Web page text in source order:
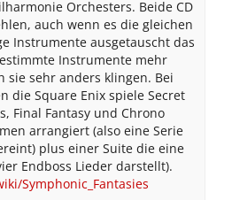
Orchesters. Beide CD
auch wenn es die gleichen
Instrumente ausgetauscht das
Instrumente mehr
sie sehr anders klingen. Bei
die Square Enix spiele Secret
Final Fantasy und Chrono
arrangiert (also eine Serie
plus einer Suite die eine
Endboss Lieder darstellt).
Symphonic_Fantasies